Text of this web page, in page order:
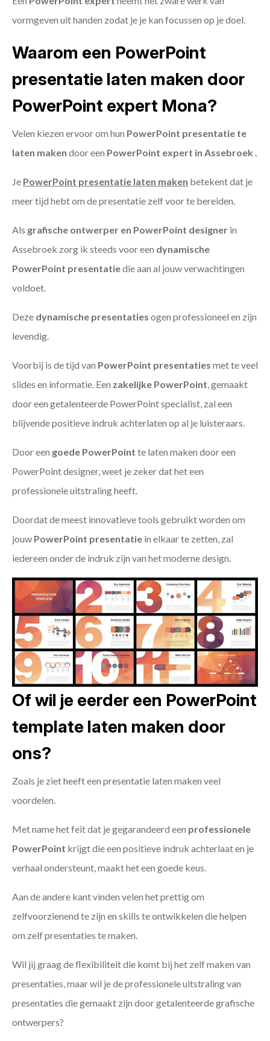
vormgeven uit handen zodat je je kan focussen op je doel.
Waarom een PowerPoint
presentatie laten maken door
PowerPoint expert Mona?
Velen kiezen ervoor om hun PowerPoint presentatie te
laten maken door een PowerPoint expert in Assebroek .
Je PowerPoint presentatie laten maken betekent dat je
meer tijd hebt om de presentatie zelf voor te bereiden.
Als grafische ontwerper en PowerPoint designer in
Assebroek zorg ik steeds voor een dynamische
PowerPoint presentatiedie aan al jouw verwachtingen
voldoet.
Deze dynamische presentaties ogen professioneel en zijn
levendig.
Voorbij is de tijd van PowerPoint presentaties met te veel
slides en informatie. Een zakelijke PowerPoint, gemaakt
door een getalenteerde PowerPoint specialist, zal een
blijvende positieve indruk achterlaten op al je luisteraars.
Door een goede PowerPoint te laten maken door een
PowerPoint designer, weet je zeker dat het een
professionele uitstraling heeft.
Doordat de meest innovatieve tools gebruikt worden om
jouw PowerPoint presentatie in elkaar te zetten, zal
iedereen onder de indruk zijn van het moderne design.
Of wil je eerder een PowerPoint
template laten maken door
ons?
Zoals je ziet heeft een presentatie laten maken veel
voordelen.
Met name het feit dat je gegarandeerd een professionele
PowerPoint krijgt die een positieve indruk achterlaat en je
verhaal ondersteunt, maakt het een goede keus.
Aan de andere kant vinden velen het prettig om
zelfvoorzienend te zijn en skills te ontwikkelen die helpen
om zelf presentaties te maken.
Wil jij graag de flexibiliteit die komt bij het zelf maken van
presentaties, maar wil je de professionele uitstraling van
presentaties die gemaakt zijn door getalenteerde grafische
ontwerpers?